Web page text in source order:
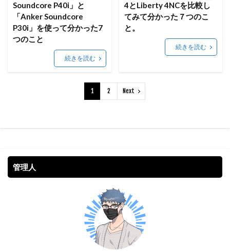
Soundcore P40i」と
「Anker Soundcore
P30i」を使って分かった7
つのこと
続きを読む
4とLiberty 4NCを比較し
てみて分かった７つのこ
と。
続きを読む
1 2 Next
管理人